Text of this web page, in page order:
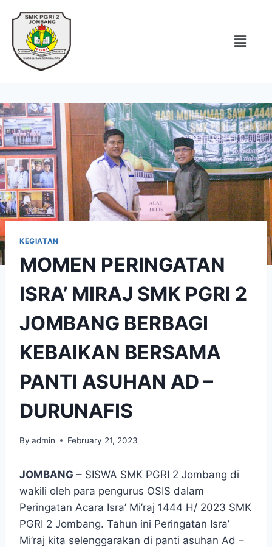
KEGIATAN
MOMEN PERINGATAN
ISRA’ MIRAJ SMK PGRI 2
JOMBANG BERBAGI
KEBAIKAN BERSAMA
PANTI ASUHAN AD –
DURUNAFIS
By admin February 21, 2023
JOMBANG – SISWA SMK PGRI 2 Jombang di
wakili oleh para pengurus OSIS dalam
Peringatan Acara Isra’ Mi’raj 1444 H/ 2023 SMK
PGRI 2 Jombang. Tahun ini Peringatan Isra’
Mi’raj kita selenggarakan di panti asuhan Ad –